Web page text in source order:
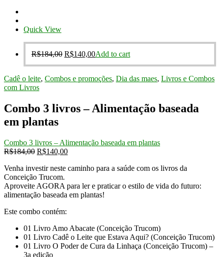
Quick View
R$184,00 Original
R$184,00.
R$140,00Current
R$140,00.
Add to cart
Cadê o leite, Combos e promoções, Dia das maes, Livros e Combos
com Livros
Combo 3 livros – Alimentação baseada
em plantas
Combo 3 livros – Alimentação baseada em plantas
R$184,00 Original
was:
R$184,00.
R$140,00Current
is:
Venha investir neste caminho para a saúde com os livros da
Conceição Trucom.
Aproveite AGORA para ler e praticar o estilo de vida do futuro:
alimentação baseada em plantas!
Este combo contém:
01 Livro Amo Abacate (Conceição Trucom)
01 Livro Cadê o Leite que Estava Aqui? (Conceição Trucom)
01 Livro O Poder de Cura da Linhaça (Conceição Trucom) –
3a edição